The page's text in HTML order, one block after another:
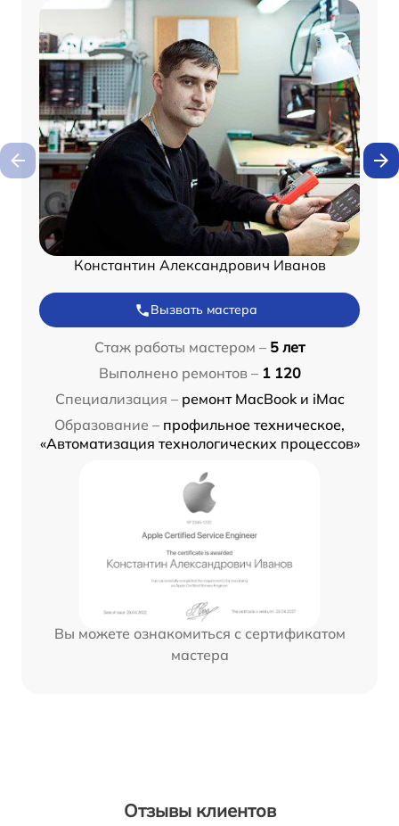
Константин Александрович Иванов
Вызвать мастера
Стаж работы мастером – 5 лет
Выполнено ремонтов – 1 120
Специализация – ремонт MacBook и iMac
Образование – профильное техническое,
«Автоматизация технологических процессов»
Вы можете ознакомиться с сертификатом
мастера
Отзывы клиентов